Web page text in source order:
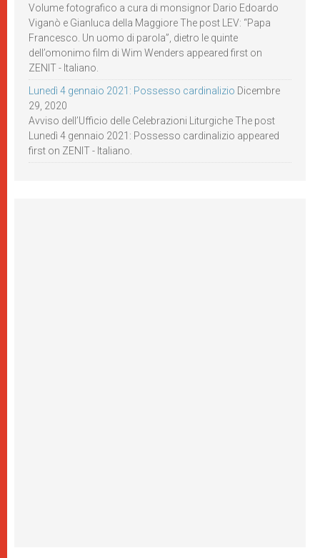
Volume fotografico a cura di monsignor Dario Edoardo
Viganò e Gianluca della Maggiore The post LEV: “Papa
Francesco. Un uomo di parola”, dietro le quinte
dell’omonimo film di Wim Wenders appeared first on
ZENIT - Italiano.
Lunedì 4 gennaio 2021: Possesso cardinalizio Dicembre
29, 2020
Avviso dell’Ufficio delle Celebrazioni Liturgiche The post
Lunedì 4 gennaio 2021: Possesso cardinalizio appeared
first on ZENIT - Italiano.